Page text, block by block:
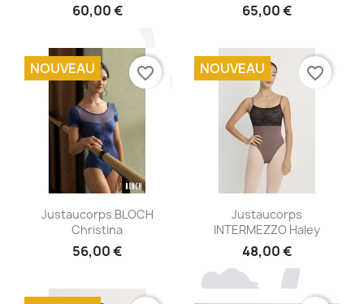
+3
60,00 € 65,00 €
Aperçu rapide
Justaucorps BLOCH
Christina
56,00 €
NOUVEAU favorite_border
Aperçu rapide
Justaucorps
INTERMEZZO Haley
48,00 €
NOUVEAU favorite_border